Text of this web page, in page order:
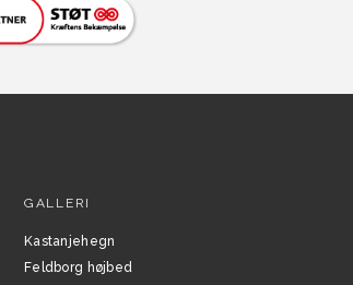
GALLERI
Kastanjehegn
Feldborg højbed